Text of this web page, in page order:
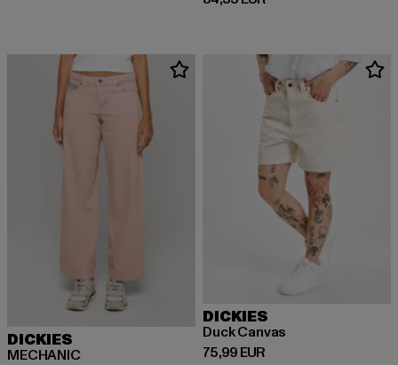
DICKIES
MECHANIC
DICKIES
Duck Canvas
75,99 EUR
Derzeitiger Preis: 75,99 EUR